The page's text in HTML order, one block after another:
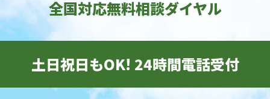
全国対応無料相談ダイヤル
土日祝日もOK! 24時間電話受付